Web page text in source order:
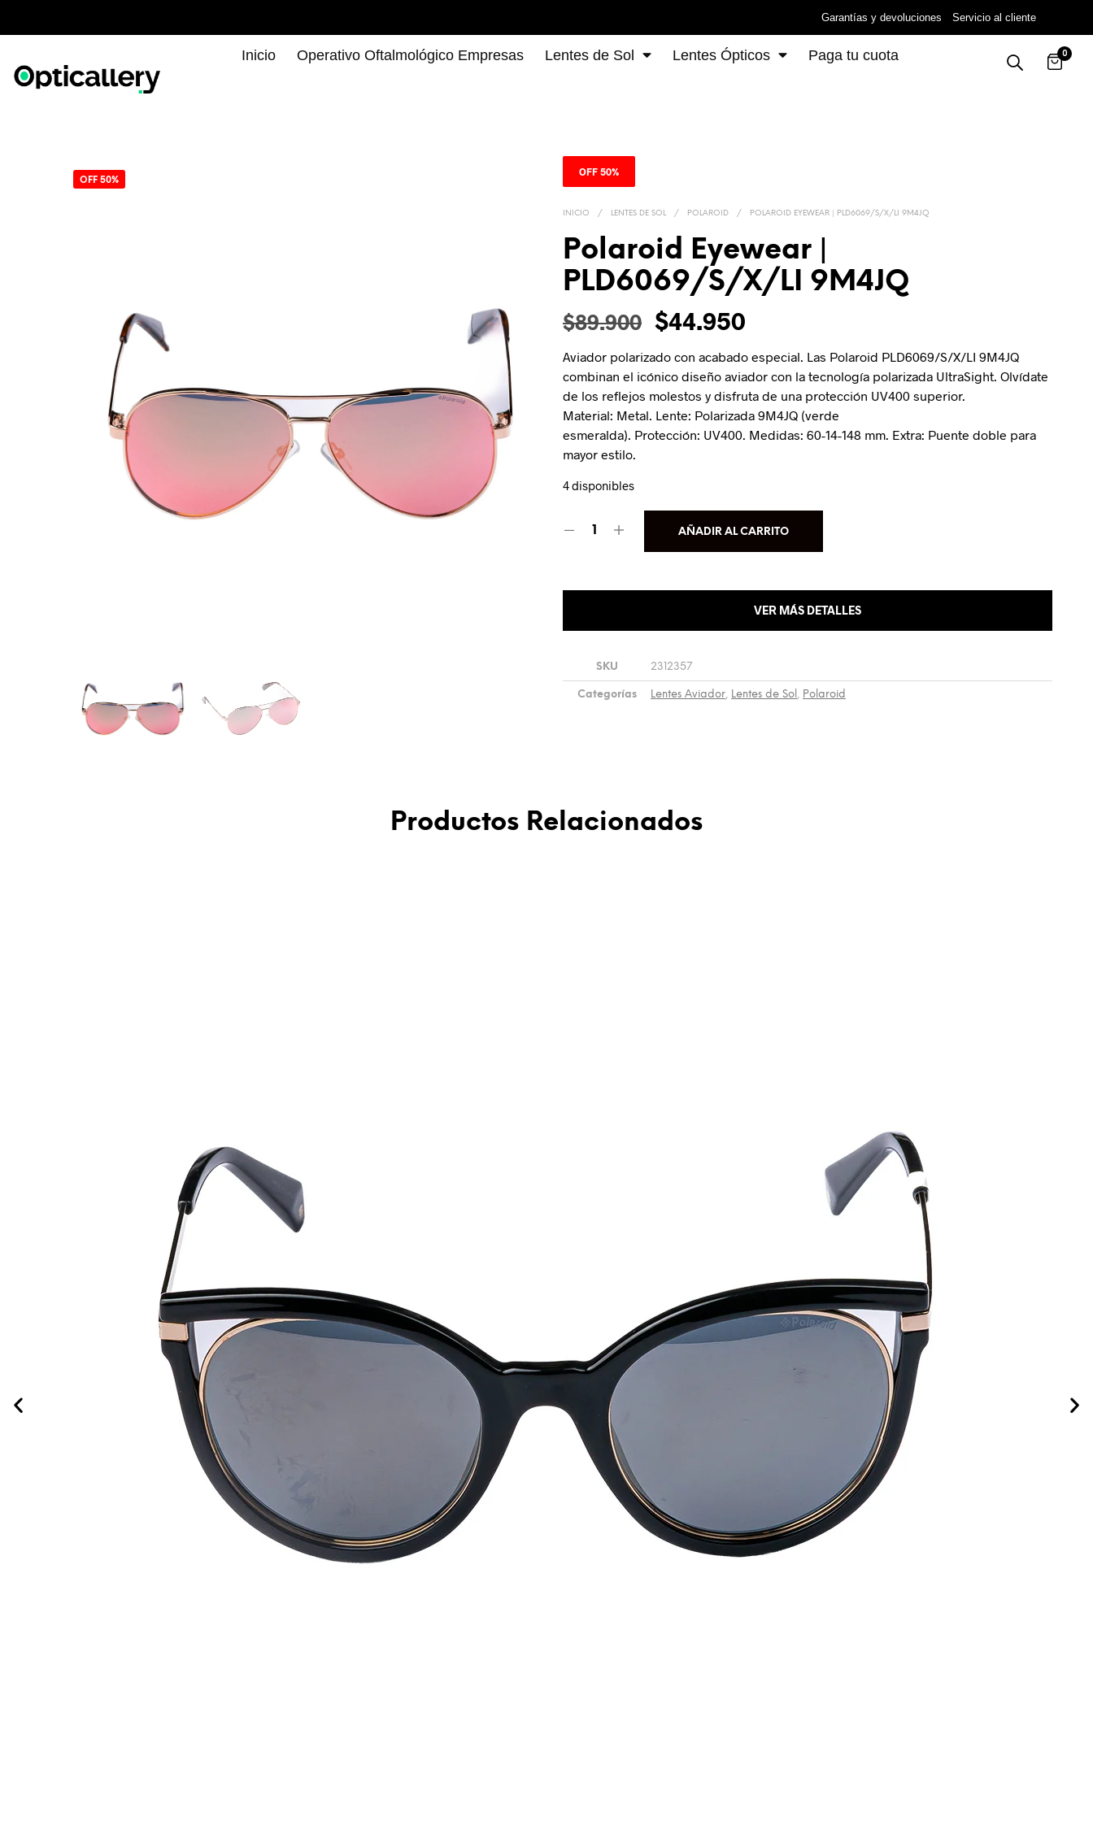
Garantías y devoluciones Servicio al cliente
Inicio Operativo Oftalmológico Empresas Lentes de Sol Lentes Ópticos Paga tu cuota 0
OFF 50%
OFF 50%
INICIO / LENTES DE SOL / POLAROID / POLAROID EYEWEAR | PLD6069/S/X/LI 9M4JQ
Polaroid Eyewear |
PLD6069/S/X/LI 9M4JQ
$89.900 $44.950
Aviador polarizado con acabado especial. Las Polaroid PLD6069/S/X/LI 9M4JQ
combinan el icónico diseño aviador con la tecnología polarizada UltraSight. Olvídate
de los reflejos molestos y disfruta de una protección UV400 superior.
Material: Metal. Lente: Polarizada 9M4JQ (verde
esmeralda). Protección: UV400. Medidas: 60-14-148 mm. Extra: Puente doble para
mayor estilo.
4 disponibles
AÑADIR AL CARRITO
VER MÁS DETALLES
SKU 2312357
Categorías Lentes Aviador Lentes de Sol Polaroid
Productos Relacionados